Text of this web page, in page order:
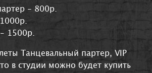
- 800р.
1500р.
Танцевальный партер, VIP
в студии можно будет купить